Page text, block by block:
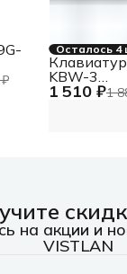
Осталось 4
1 510 ₽1
KBW-3
на акции и
VISTLAN